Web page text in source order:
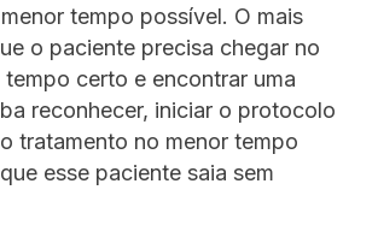
tempo possível. O mais
o paciente precisa chegar no
certo e encontrar uma
reconhecer, iniciar o protocolo
tratamento no menor tempo
esse paciente saia sem